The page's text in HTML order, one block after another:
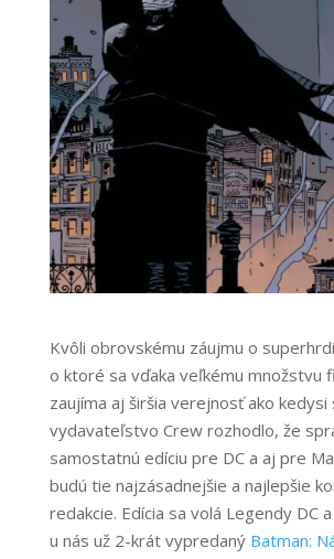
Kvôli obrovskému záujmu o
o ktoré sa vďaka veľkému množstvu
zaujíma aj širšia verejnosť ako kedysi
vydavateľstvo Crew rozhodlo, že
samostatnú edíciu pre DC a aj pre
budú tie najzásadnejšie a najlepšie
redakcie. Edícia sa volá Legendy DC
u nás už 2-krát vypredaný Batman: